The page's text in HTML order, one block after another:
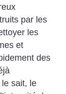
par les
les
et
des
le sait, le